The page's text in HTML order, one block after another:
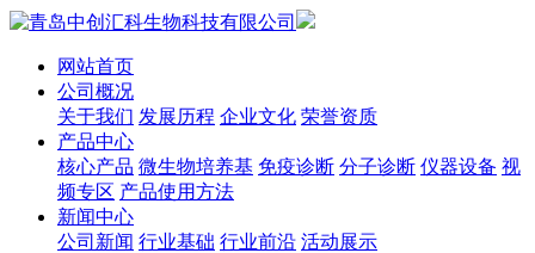
网站首页
公司概况
关于我们 发展历程 企业文化 荣誉资质
产品中心
核心产品 微生物培养基 免疫诊断 分子诊断 仪器设备 视
频专区 产品使用方法
新闻中心
公司新闻 行业基础 行业前沿 活动展示